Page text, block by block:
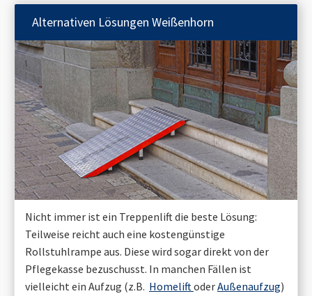
Alternativen Lösungen Weißenhorn
Nicht immer ist ein Treppenlift die beste Lösung:
Teilweise reicht auch eine kostengünstige
Rollstuhlrampe aus. Diese wird sogar direkt von der
Pflegekasse bezuschusst. In manchen Fällen ist
vielleicht ein Aufzug (z.B. HomeliftoderAußenaufzug)